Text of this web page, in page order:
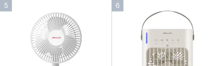
인
5
인
6